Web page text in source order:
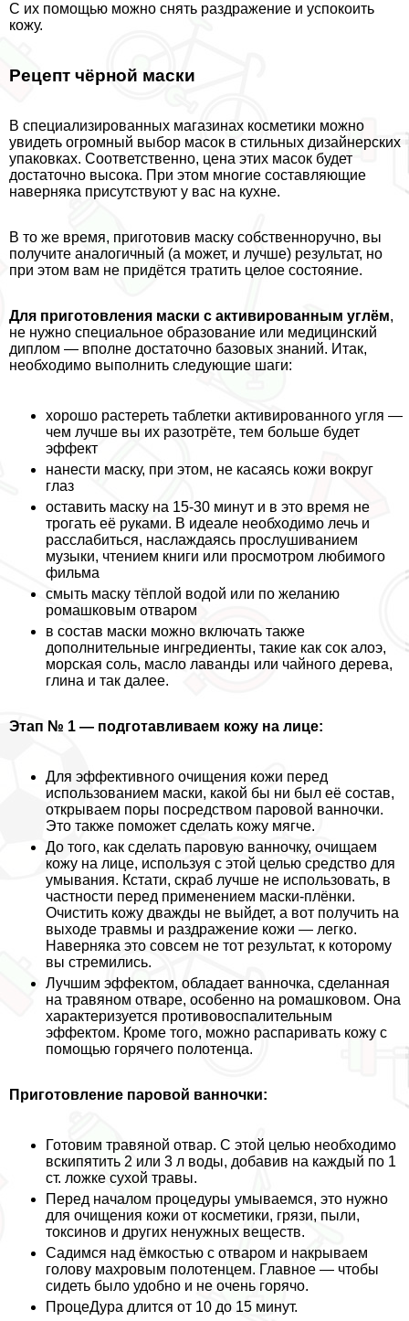
С их помощью можно снять раздражение и успокоить
кожу.
Рецепт чёрной маски
В специализированных магазинах косметики можно
увидеть огромный выбор масок в стильных дизайнерских
упаковках. Соответственно, цена этих масок будет
достаточно высока. При этом многие составляющие
наверняка присутствуют у вас на кухне.
В то же время, приготовив маску собственноручно, вы
получите аналогичный (а может, и лучше) результат, но
при этом вам не придётся тратить целое состояние.
Для приготовления маски с активированным углём,
не нужно специальное образование или медицинский
диплом — вполне достаточно базовых знаний. Итак,
необходимо выполнить следующие шаги:
хорошо растереть таблетки активированного угля —
чем лучше вы их разотрёте, тем больше будет
эффект
нанести маску, при этом, не касаясь кожи вокруг
глаз
оставить маску на 15-30 минут и в это время не
трогать её руками. В идеале необходимо лечь и
расслабиться, наслаждаясь прослушиванием
музыки, чтением книги или просмотром любимого
фильма
смыть маску тёплой водой или по желанию
ромашковым отваром
в состав маски можно включать также
дополнительные ингредиенты, такие как сок алоэ,
морская соль, масло лаванды или чайного дерева,
глина и так далее.
Этап № 1 — подготавливаем кожу на лице:
Для эффективного очищения кожи перед
использованием маски, какой бы ни был её состав,
открываем поры посредством паровой ванночки.
Это также поможет сделать кожу мягче.
До того, как сделать паровую ванночку, очищаем
кожу на лице, используя с этой целью средство для
умывания. Кстати, скраб лучше не использовать, в
частности перед применением маски-плёнки.
Очистить кожу дважды не выйдет, а вот получить на
выходе травмы и раздражение кожи — легко.
Наверняка это совсем не тот результат, к которому
вы стремились.
Лучшим эффектом, обладает ванночка, сделанная
на травяном отваре, особенно на ромашковом. Она
хаpaктеризуется противовоспалительным
эффектом. Кроме того, можно распаривать кожу с
помощью горячего полотенца.
Приготовление паровой ванночки:
Готовим травяной отвар. С этой целью необходимо
вскипятить 2 или 3 л воды, добавив на каждый по 1
ст. ложке сухой травы.
Перед началом процедуры умываемся, это нужно
для очищения кожи от косметики, грязи, пыли,
токсинов и других ненужных веществ.
Садимся над ёмкостью с отваром и накрываем
голову махровым полотенцем. Главное — чтобы
сидеть было удобно и не очень горячо.
ПроцеДypa длится от 10 до 15 минут.